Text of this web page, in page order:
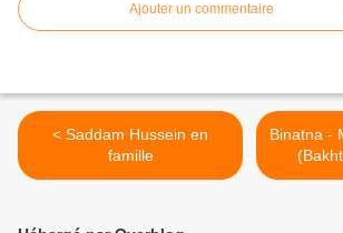
Ajouter un commentaire
< Saddam Hussein en
famille
Binatna -